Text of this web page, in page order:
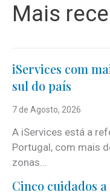
Mais
iServices com
sul do país
7 de Agosto, 2026
A iServices está a
Portugal, com mais
zonas...
Cinco cuidados